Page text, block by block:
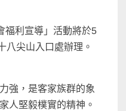
福利宣導」活動將於5
八尖山入口處辦理。
強，是客家族群的象
人堅毅樸實的精神。